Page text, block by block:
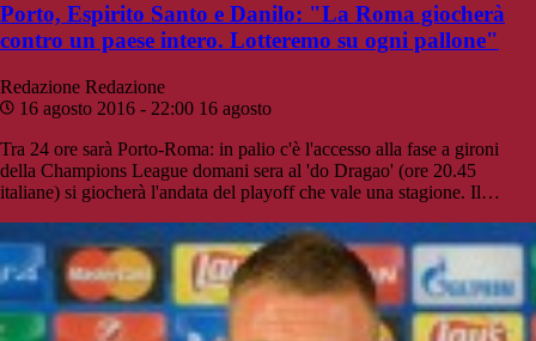
Porto, Espirito Santo e Danilo: "La Roma giocherà
contro un paese intero. Lotteremo su ogni pallone"
Redazione Redazione
16 agosto 2016 - 22:00 16 agosto
Tra 24 ore sarà Porto-Roma: in palio c'è l'accesso alla fase a gironi
della Champions League domani sera al 'do Dragao' (ore 20.45
italiane) si giocherà l'andata del playoff che vale una stagione. Il…